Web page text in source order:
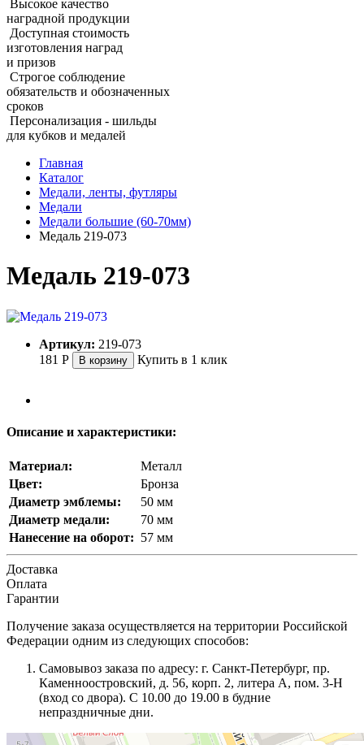
Высокое качество
наградной продукции
Доступная стоимость
изготовления наград
и призов
Строгое соблюдение
обязательств и обозначенных
сроков
Персонализация - шильды
для кубков и медалей
Главная
Каталог
Медали, ленты, футляры
Медали
Медали большие (60‑70мм)
Медаль 219‑073
Медаль 219‑073
Артикул: 219-073
181 Р В корзину Купить в 1 клик
Описание и характеристики:
Материал:
Металл
Цвет:
Бронза
Диаметр эмблемы:
50 мм
Диаметр медали:
70 мм
Нанесение на оборот: 57 мм
Доставка
Оплата
Гарантии
Получение заказа осуществляется на территории Российской
Федерации одним из следующих способов:
Самовывоз заказа по адресу: г. Санкт-Петербург, пр.
Каменноостровский, д. 56, корп. 2, литера А, пом. 3-Н
(вход со двора). С 10.00 до 19.00 в будние
непраздничные дни.